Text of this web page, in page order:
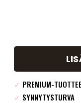
✓ PREMIUM-
✓ SYNNYTYSTURVA